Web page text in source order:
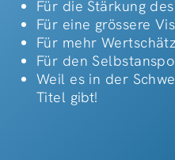
Für die Stärkung
Für eine grössere
Für mehr
Für den
Weil es in der
Titel gibt!